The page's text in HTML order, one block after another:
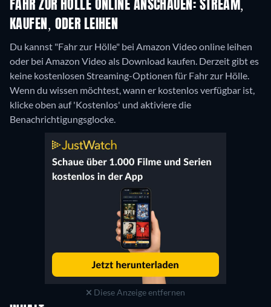
FAHR ZUR HÖLLE ONLINE ANSCHAUEN: STREAM,
KAUFEN, ODER LEIHEN
Du kannst "Fahr zur Hölle" bei Amazon Video online leihen
oder bei Amazon Video als Download kaufen. Derzeit gibt es
keine kostenlosen Streaming-Optionen für Fahr zur Hölle.
Wenn du wissen möchtest, wann er kostenlos verfügbar ist,
klicke oben auf 'Kostenlos' und aktiviere die
Benachrichtigungsglocke.
Diese Anzeige entfernen